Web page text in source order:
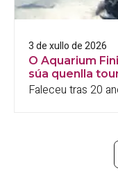
3 de xullo de 2026
O Aquarium
súa quenlla
Faleceu tras 20